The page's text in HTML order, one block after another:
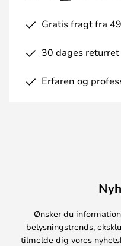
Gratis fragt fra
30 dages returret
Erfaren og
Ønsker du
belysningstrends,
tilmelde dig vores